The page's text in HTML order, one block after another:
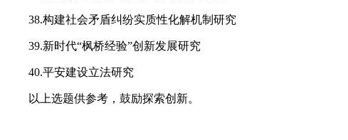
38.构建社会矛盾纠纷实质性化解机制研究
39.新时代“枫桥经验”创新发展研究
40.平安建设立法研究
以上选题供参考，鼓励探索创新。